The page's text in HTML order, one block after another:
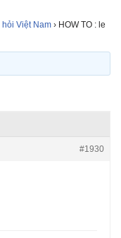
Việt Nam › HOW TO : le
#1930